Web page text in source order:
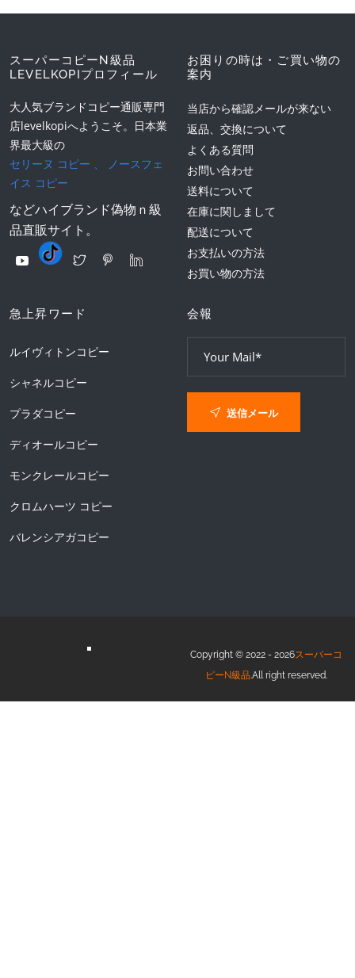
スーパーコピーN級品
LEVELKOPIプロフィール
大人気ブランドコピー通販専門
店levelkopiへようこそ。日本業
界最大級の
セリーヌ コピー 、
ノースフェ
イス コピー
などハイブランド偽物ｎ級
品直販サイト。
お困りの時は・ご買い物の
案内
当店から確認メールが来ない
返品、交換について
よくある質問
お問い合わせ
送料について
在庫に関しまして
配送について
お支払いの方法
お買い物の方法
急上昇ワード
ルイヴィトンコピー
シャネルコピー
プラダコピー
ディオールコピー
モンクレールコピー
クロムハーツ コピー
バレンシアガコピー
会報
送信メール
Copyright © 2022 - 2026スーパーコ
ピーN級品.All right reserved.